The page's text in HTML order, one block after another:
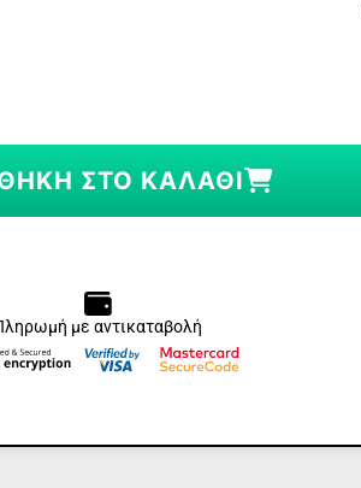
ΣΤΟ ΚΑΛΆΘΙ
με αντικαταβολή